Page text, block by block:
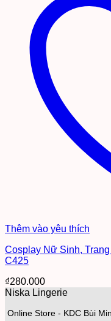
Thêm vào yêu thích
Cosplay Nữ Sinh,
C425
₫280.000
Niska Lingerie
Online Store - KDC Bùi